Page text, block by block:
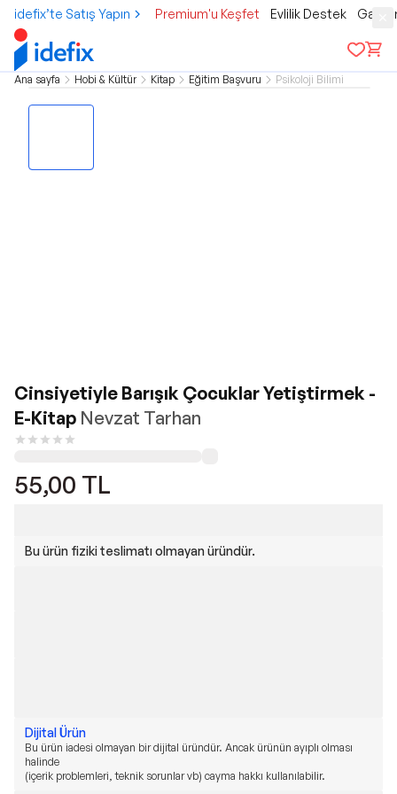
idefix’te Satış Yapın Premium'u Keşfet Evlilik Destek
Ana sayfa Hobi & Kültür Kitap Eğitim Başvuru Psikoloji Bilimi
Cinsiyetiyle Barışık Çocuklar Yetiştirmek -
E-Kitap Nevzat Tarhan
55,00 TL
Bu ürün fiziki teslimatı olmayan üründür.
Dijital Ürün
Bu ürün iadesi olmayan bir dijital üründür. Ancak ürünün ayıplı olması
halinde
(içerik problemleri, teknik sorunlar vb) cayma hakkı kullanılabilir.